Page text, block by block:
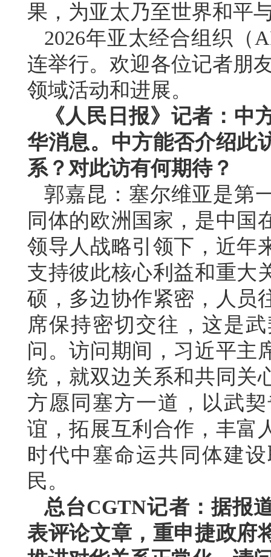
果，为亚太乃至世界和平
2026年亚太经合组织（
连举行。欢迎各位记者朋
领域活动和进展。
《人民日报》记者：中
华消息。中方能否介绍此
系？对此访有何期待？
郭嘉昆：塞尔维亚是第
同体的欧洲国家，是中国
领导人战略引领下，近年
支持彼此核心利益和重大
硕，多边协作紧密，人员
席保持密切交往，这是
问。访问期间，习近平主
统，就双边关系和共同关
方愿同塞方一道，以武
谊，拓展互利合作，丰富
时代中塞命运共同体建
民。
总台CGTN记者：据报
表评论文章，重申捷政府